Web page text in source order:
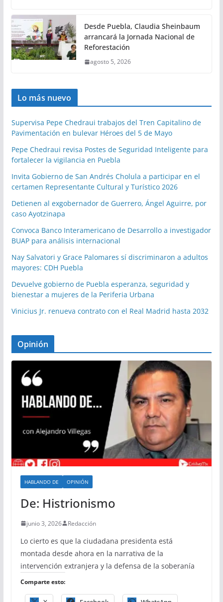
Desde Puebla, Claudia Sheinbaum
arrancará la Jornada Nacional de
Reforestación
agosto 5, 2026
Lo más nuevo
Supervisa Pepe Chedraui trabajos del Tren Capitalino de
Pavimentación en bulevar Héroes del 5 de Mayo
Pepe Chedraui revisa Postes de Seguridad Inteligente para
fortalecer la vigilancia en Puebla
Invita Gobierno de San Andrés Cholula a participar en el
certamen Representante Cultural y Turístico 2026
Detienen al exgobernador de Guerrero, Ángel Aguirre, por
caso Ayotzinapa
Convoca Banco Interamericano de Desarrollo a investigador
BUAP para análisis internacional
Nay Salvatori y Grace Palomares sí discriminaron a adultos
mayores: CDH Puebla
Devuelve gobierno de Puebla esperanza, seguridad y
bienestar a mujeres de la Periferia Urbana
Vinicius Jr. renueva contrato con el Real Madrid hasta 2032
Opinión
HABLANDO DE OPINIÓN
De: Histrionismo
junio 3, 2026 Redacción
Lo cierto es que la ciudadana presidenta está
montada desde ahora en la narrativa de la
intervención extranjera y la defensa de la soberanía
Comparte esto: